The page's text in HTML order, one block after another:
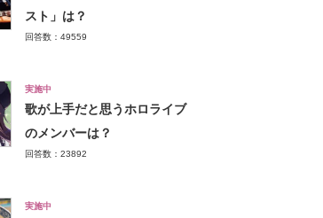
スト」は？
回答数：49559
実施中
歌が上手だと思うホロライブ
のメンバーは？
回答数：23892
実施中